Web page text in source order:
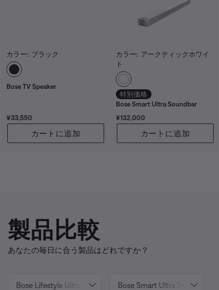
カラー: ブラック
カラーの選択
Bose TV Speaker
価格:
¥33,550
カートに追加
カラー: アークティックホワイ
ト
カラーの選択
特別価格
Bose Smart Ultra Soundbar
価格:
¥132,000
カートに追加
製品比較
あなたの毎日に合う製品はどれですか？